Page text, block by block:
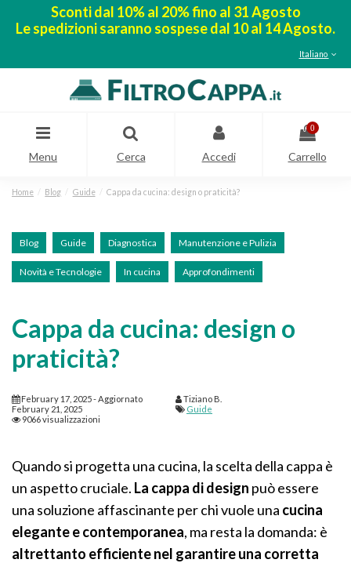
Sconti dal 10% al 20% fino al 31 Agosto
Le spedizioni saranno sospese dal 10 al 14 Agosto.
Italiano
Menu Cerca Accedi
0
Carrello
Home Blog Guide Cappa da cucina: design o praticità?
Blog Guide Diagnostica Manutenzione e Pulizia
Novità e Tecnologie In cucina Approfondimenti
Cappa da cucina: design o
praticità?
February 17, 2025- Aggiornato
February 21, 2025
Tiziano B.
Guide
9066 visualizzazioni
Quando si progetta una cucina, la scelta della cappa è
un aspetto cruciale. La cappa di design può essere
una soluzione affascinante per chi vuole una cucina
elegante e contemporanea, ma resta la domanda: è
altrettanto efficiente nel garantire una corretta